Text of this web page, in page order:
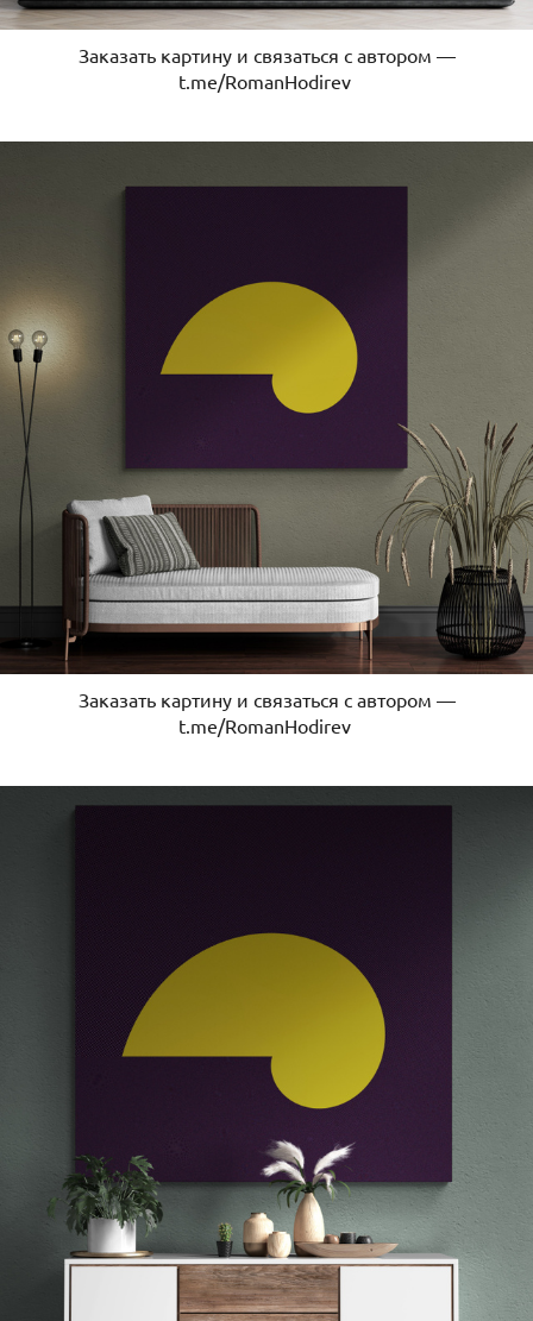
Заказать картину и связаться с автором —
t.me/RomanHodirev
Заказать картину и связаться с автором —
t.me/RomanHodirev